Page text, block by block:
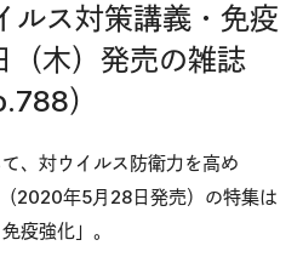
ルス対策講義・免疫
木）発売の雑誌
）
、対ウイルス防衛力を高め
2020年5月28日発売）の特集は
疫強化」。